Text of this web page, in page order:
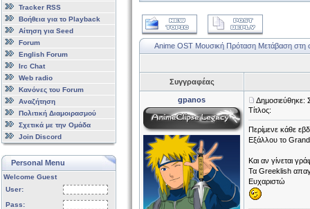
Tracker RSS
Βοήθεια για το Playback
Αίτηση για Seed
Forum
English Forum
Irc Chat
Web radio
Κανόνες του Forum
Αναζήτηση
Πολιτική Διαμοιρασμού
Σχετικά με την Ομάδα
Join Discord
Personal Menu
Welcome Guest
User:
Pass:
Anime OST Μουσική Πρόταση Μετάβαση στη
Συγγραφέας
gpanos
Δημοσιεύθηκε:
Τίτλος:
Περίμενε κάθε
Εξάλλου το
Και αν γίνεται
Τα Greeklish
Ευχαριστώ